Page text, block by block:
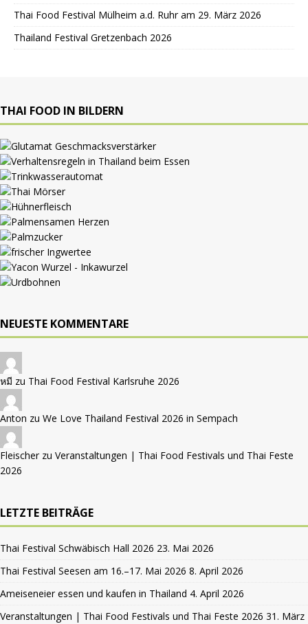
Thai Food Festival Mülheim a.d. Ruhr am 29. März 2026
Thailand Festival Gretzenbach 2026
THAI FOOD IN BILDERN
NEUESTE KOMMENTARE
หมี zu Thai Food Festival Karlsruhe 2026
Anton zu We Love Thailand Festival 2026 in Sempach
Fleischer zu Veranstaltungen | Thai Food Festivals und Thai Feste
2026
LETZTE BEITRÄGE
Thai Festival Schwäbisch Hall 2026 23. Mai 2026
Thai Festival Seesen am 16.–17. Mai 2026 8. April 2026
Ameiseneier essen und kaufen in Thailand 4. April 2026
Veranstaltungen | Thai Food Festivals und Thai Feste 2026 31. März